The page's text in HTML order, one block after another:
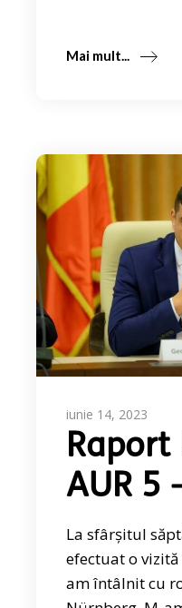
Mai mult...
iunie 14, 2023
Raport
AUR 5
La sfârșitul
efectuat o
am întâlnit cu